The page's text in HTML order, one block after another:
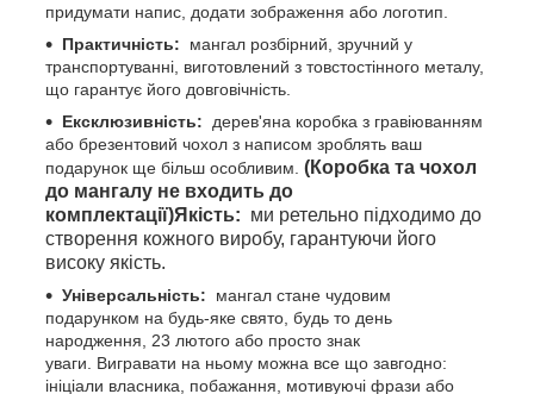
придумати напис, додати зображення або логотип.
Практичність: мангал розбірний, зручний у
транспортуванні, виготовлений з товстостінного металу,
що гарантує його довговічність.
Ексклюзивність: дерев'яна коробка з гравіюванням
або брезентовий чохол з написом зроблять ваш
подарунок ще більш особливим. (Коробка та чохол
до мангалу не входить до
комплектації)Якість: ми ретельно підходимо до
створення кожного виробу, гарантуючи його
високу якість.
Універсальність: мангал стане чудовим
подарунком на будь-яке свято, будь то день
народження, 23 лютого або просто знак
уваги. Вигравати на ньому можна все що завгодно:
ініціали власника, побажання, мотивуючі фрази або